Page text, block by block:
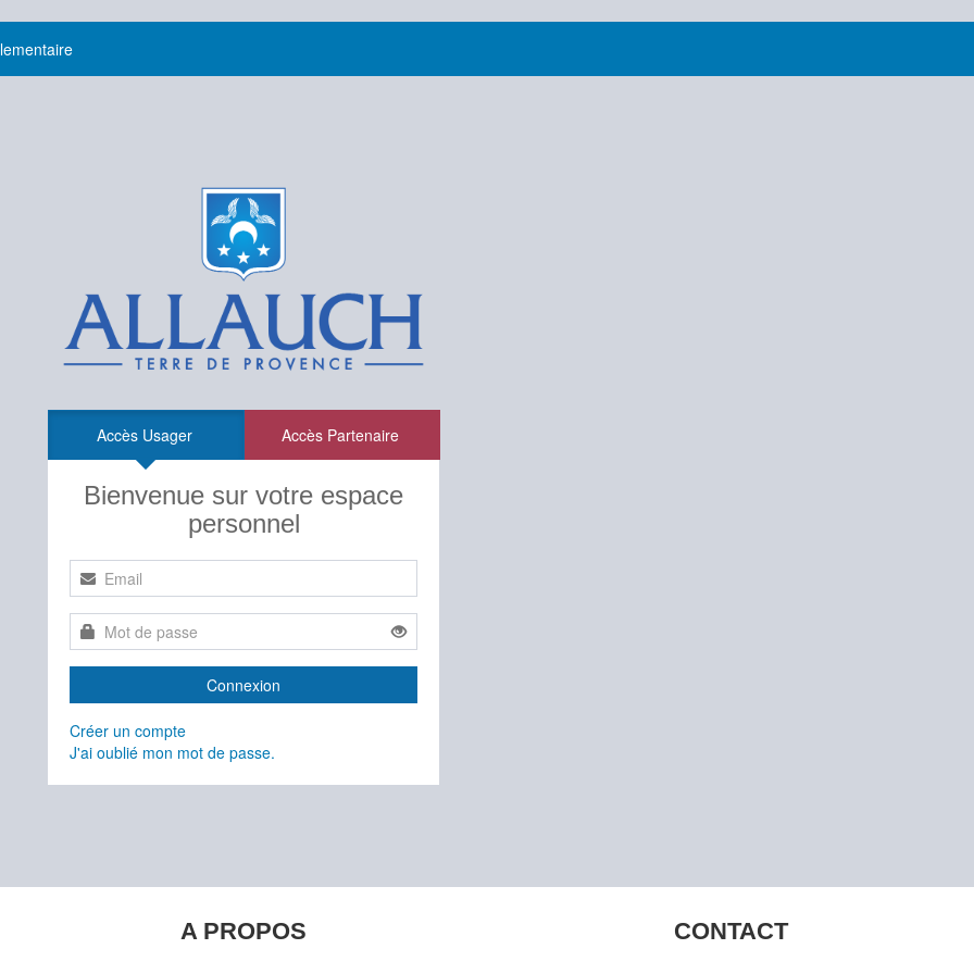
Accès Usager Accès Partenaire
Bienvenue sur votre espace
personnel
Connexion
Créer un compte
J'ai oublié mon mot de passe.
A PROPOS CONTACT